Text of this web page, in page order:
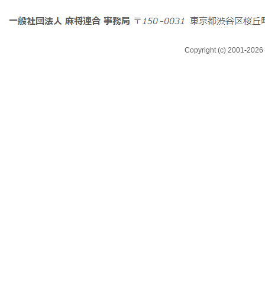
Copyright (c) 2001-